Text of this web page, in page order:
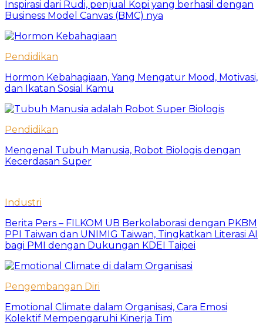
Inspirasi dari Rudi, penjual Kopi yang berhasil dengan
Business Model Canvas (BMC) nya
Pendidikan
Hormon Kebahagiaan, Yang Mengatur Mood, Motivasi,
dan Ikatan Sosial Kamu
Pendidikan
Mengenal Tubuh Manusia, Robot Biologis dengan
Kecerdasan Super
Industri
Berita Pers – FILKOM UB Berkolaborasi dengan PKBM
PPI Taiwan dan UNIMIG Taiwan, Tingkatkan Literasi AI
bagi PMI dengan Dukungan KDEI Taipei
Pengembangan Diri
Emotional Climate dalam Organisasi, Cara Emosi
Kolektif Mempengaruhi Kinerja Tim